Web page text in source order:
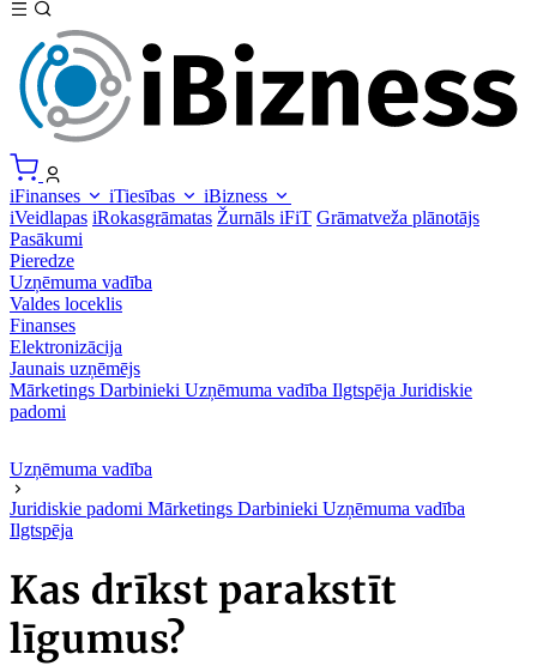
iFinanses iTiesības
iBizness
iVeidlapas iRokasgrāmatas Žurnāls iFiT Grāmatveža plānotājs
Pasākumi
Pieredze
Uzņēmuma vadība
Valdes loceklis
Finanses
Elektronizācija
Jaunais uzņēmējs
Mārketings Darbinieki Uzņēmuma vadība Ilgtspēja Juridiskie
padomi
Uzņēmuma vadība
Juridiskie padomi Mārketings Darbinieki Uzņēmuma vadība
Ilgtspēja
Kas drīkst parakstīt
līgumus?